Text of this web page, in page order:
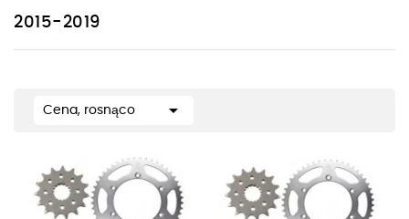
2015-2019
Cena, rosnąco 